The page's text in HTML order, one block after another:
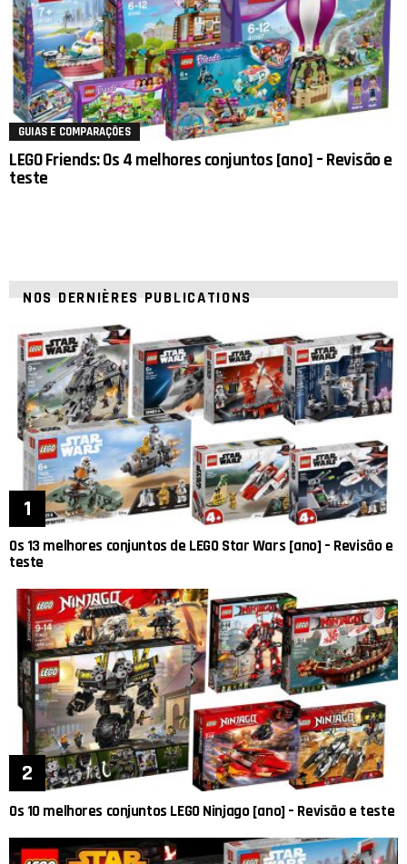
GUIAS E COMPARAÇÕES
LEGO Friends: Os 4 melhores conjuntos [ano] – Revisão e
teste
NOS DERNIÈRES PUBLICATIONS
Os 13 melhores conjuntos de LEGO Star Wars [ano] – Revisão e
teste
Os 10 melhores conjuntos LEGO Ninjago [ano] – Revisão e teste